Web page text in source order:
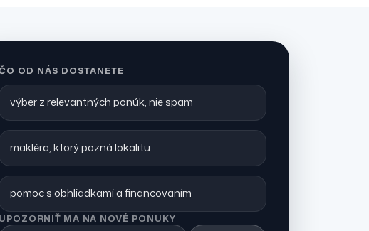
OD NÁS DOSTANETE
výber z relevantných ponúk, nie spam
makléra, ktorý pozná lokalitu
pomoc s obhliadkami a financovaním
UPOZORNIŤ MA NA NOVÉ PONUKY